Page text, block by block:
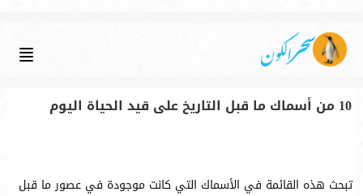
10 من أسماك ما قبل التاريخ على قيد الحياة اليوم
تبحث هذه القائمة في الأسماك التي كانت موجودة في عصور ما قبل